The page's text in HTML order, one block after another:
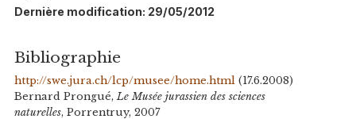
Dernière modification: 29/05/2012
Bibliographie
http://swe.jura.ch/lcp/musee/home.html (17.6.2008)
Bernard Prongué, Le Musée jurassien des sciences
naturelles, Porrentruy, 2007